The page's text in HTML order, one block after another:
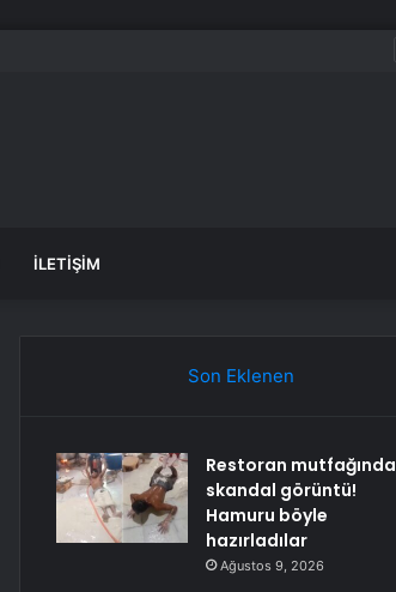
İLETIŞIM
Son Eklenen
Restoran mutfağında
skandal görüntü!
Hamuru böyle
hazırladılar
Ağustos 9, 2026